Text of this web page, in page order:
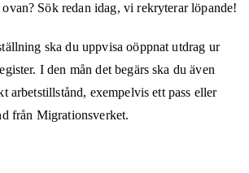
Sök redan idag, vi rekryterar löpande!
ska du uppvisa oöppnat utdrag ur
I den mån det begärs ska du även
arbetstillstånd, exempelvis ett pass eller
från Migrationsverket.